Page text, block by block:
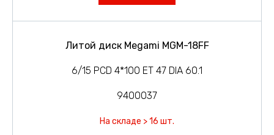
Литой диск Megami MGM-18FF
6/15 PCD 4*100 ET 47 DIA 60.1
9400037
На складе > 16 шт.